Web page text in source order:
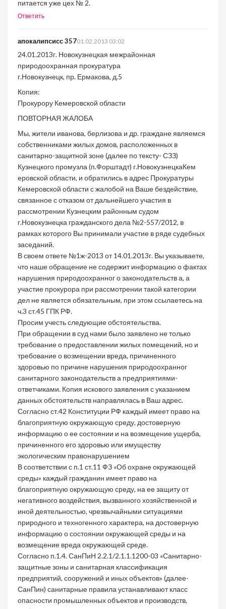
питается уже цех № 2.
Ответить
апокалипсисс 35701.02.2013 03:02
24.01.2013г. Новокузнецкая межрайонная
природоохранная прокуратура
г.Новокузнецк, пр. Ермакова, д.5
Копия:
Прокурору Кемеровской области
ПОВТОРНАЯ ЖАЛОБА
Мы, жители иванова, берлизова и др. граждане являемся
собственниками жилых домов, расположенных в
санитарно-защитной зоне (далее по тексту- СЗЗ)
Кузнецкого промузла (п.Форштадт) г.НовокузнецкаКем
еровской области, и обратились в адрес Прокуратуры
Кемеровской области с жалобой на Ваше бездействие,
связанное с отказом от дальнейшего участия в
рассмотрении Кузнецким районным судом
г.Новокузнецка гражданского дела №2-557/2012, в
рамках которого Вы принимали участие в ряде судебных
заседаний.
В своем ответе №1ж-2013 от 14.01.2013г. Вы указываете,
что наше обращение не содержит информацию о фактах
нарушения природоохранног о законодательств а, а
участие прокурора при рассмотрении такой категории
дел не является обязательным, при этом ссылаетесь на
ч.3 ст.45 ГПК РФ.
Просим учесть следующие обстоятельства.
При обращении в суд нами было заявлено не только
требование о предоставлении жилых помещений, но и
требование о возмещении вреда, причиненного
здоровью по причине нарушения природоохранног
санитарного законодательств а предприятиями-
ответчиками. Копия искового заявления с указанием
данных обстоятельств направлялась в Ваш адрес.
Согласно ст.42 Конституции РФ каждый имеет право на
благоприятную окружающую среду, достоверную
информацию о ее состоянии и на возмещение ущерба,
причиненного его здоровью или имуществу
экологическим правонарушением
В соответствии с п.1 ст.11 ФЗ «Об охране окружающей
среды» каждый гражданин имеет право на
благоприятную окружающую среду, на ее защиту от
негативного воздействия, вызванного хозяйственной и
иной деятельностью, чрезвычайными ситуациями
природного и техногенного характера, на достоверную
информацию о состоянии окружающей среды и на
возмещение вреда окружающей среде.
Согласно п.1.4. СанПиН 2.2.1/2.1.1.1200-03 «Санитарно-
защитные зоны и санитарная классификация
предприятий, сооружений и иных объектов» (далее-
СанПин) санитарные правила устанавливают класс
опасности промышленных объектов и производств,